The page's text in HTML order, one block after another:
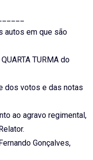
autos em que são
TURMA do
dos votos e das notas
ao agravo regimental,
Gonçalves,